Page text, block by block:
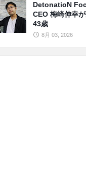
DetonatioN
CEO 梅崎伸幸
43歳
8月 03, 2026